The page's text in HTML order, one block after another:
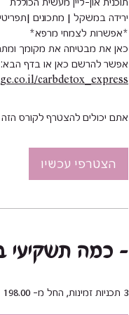
אפשר להרשם כאן או בדף הבא:
carbdetox_express
אתם יכולים להצטרף לקורס הזה
הצטרפי עכשיו
כמה תשקיעי בעצמך -
3 תכניות זמינות, החל מ- ‏198.00 ‏₪